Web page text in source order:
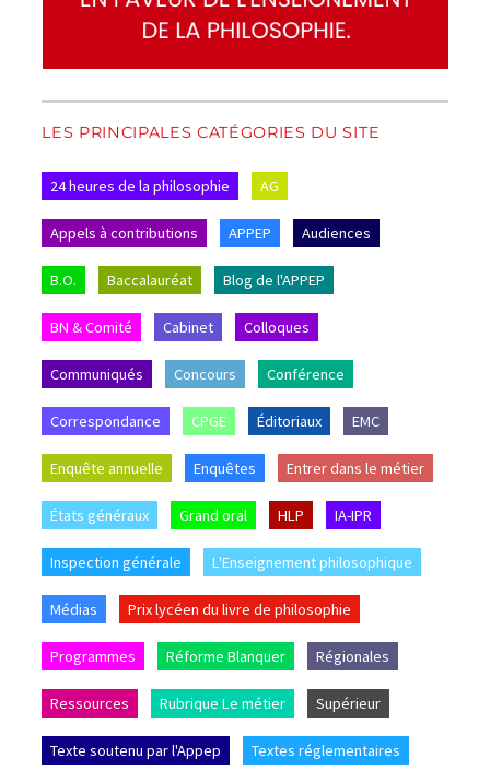
LES PRINCIPALES CATÉGORIES DU SITE
24 heures de la philosophie AG
Appels à contributions APPEP Audiences
B.O. Baccalauréat Blog de l'APPEP
BN & Comité Cabinet Colloques
Communiqués Concours Conférence
Correspondance CPGE Éditoriaux EMC
Enquête annuelle Enquêtes Entrer dans le métier
États généraux Grand oral HLP IA-IPR
Inspection générale L'Enseignement philosophique
Médias Prix lycéen du livre de philosophie
Programmes Réforme Blanquer Régionales
Ressources Rubrique Le métier Supérieur
Texte soutenu par l'Appep Textes réglementaires